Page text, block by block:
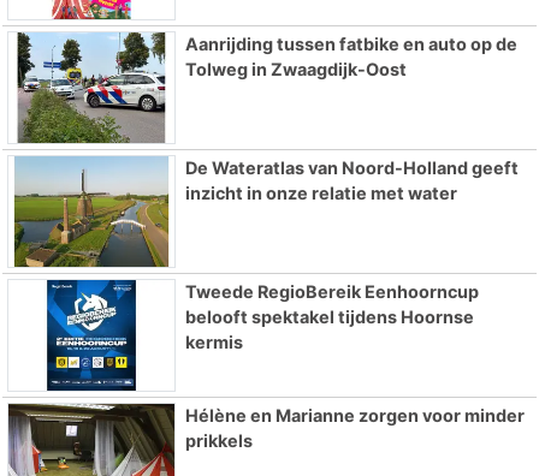
Aanrijding tussen fatbike en auto op de
Tolweg in Zwaagdijk-Oost
De Wateratlas van Noord-Holland geeft
inzicht in onze relatie met water
Tweede RegioBereik Eenhoorncup
belooft spektakel tijdens Hoornse
kermis
Hélène en Marianne zorgen voor minder
prikkels